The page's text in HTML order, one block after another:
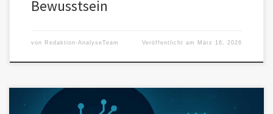
Bewusstsein
von Redaktion-AnalyseTeam Veröffentlicht am März 16, 2026